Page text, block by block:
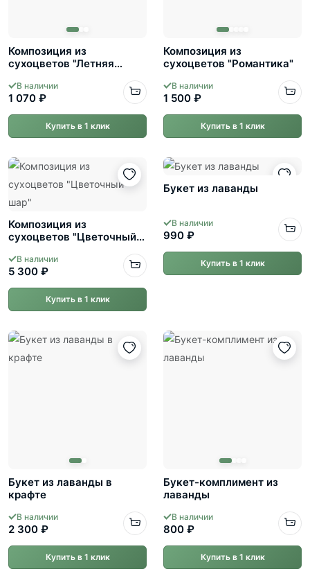
Композиция из
сухоцветов "Летняя
В наличии
1 070 ₽
Купить в 1 клик
Композиция из
сухоцветов "Романтика"
В наличии
1 500 ₽
Купить в 1 клик
Композиция из
сухоцветов "Цветочный
В наличии
5 300 ₽
Купить в 1 клик
Букет из лаванды
В наличии
990 ₽
Купить в 1 клик
Букет из лаванды в
крафте
В наличии
2 300 ₽
Купить в 1 клик
Букет-комплимент из
лаванды
В наличии
800 ₽
Купить в 1 клик